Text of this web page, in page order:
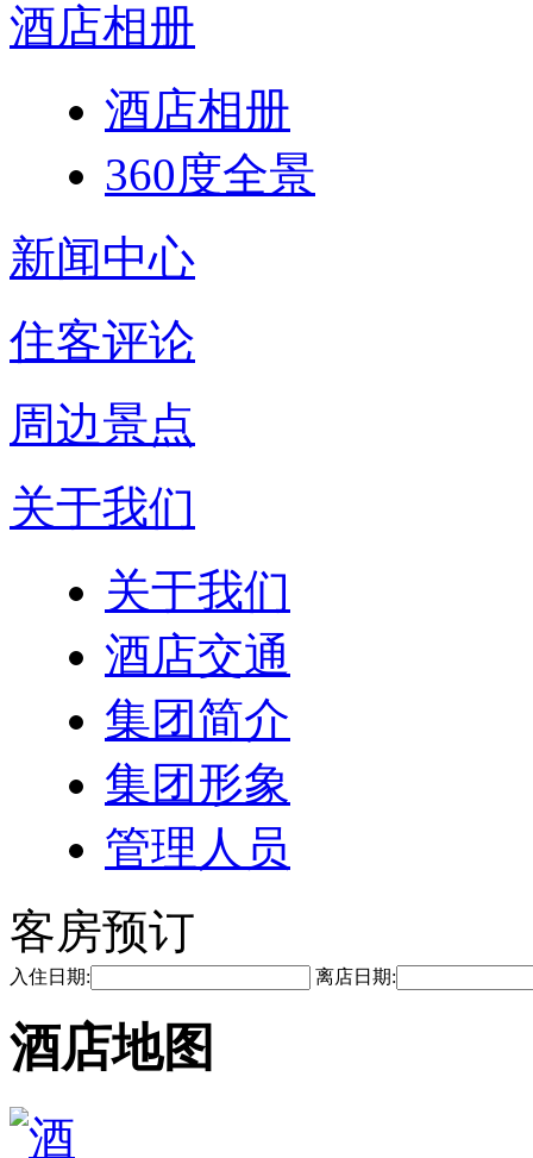
酒店相册
酒店相册
360度全景
新闻中心
住客评论
周边景点
关于我们
关于我们
酒店交通
集团简介
集团形象
管理人员
客房预订
入住日期: 离店日期:
酒店地图